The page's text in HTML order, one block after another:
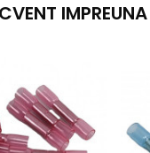
IMPREUNA